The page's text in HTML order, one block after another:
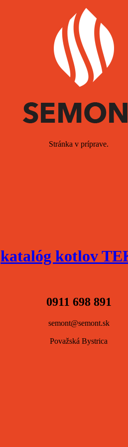
Stránka v príprave.
katalóg kotlov
0911 698 891
semont@semont.sk
Považská Bystrica